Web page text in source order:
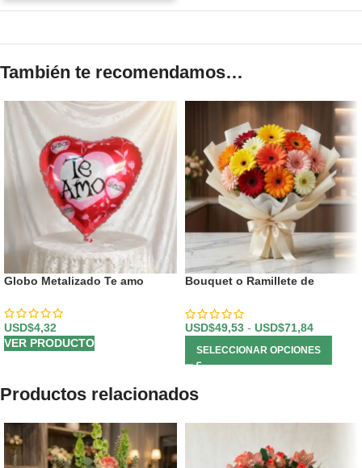
También te recomendamos…
Globo Metalizado Te amo
USD$4,32
VER PRODUCTO
Bouquet o Ramillete de
USD$49,53 - USD$71,84
SELECCIONAR OPCIONES
Productos relacionados